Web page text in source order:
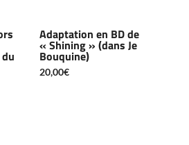
Adaptation en BD de
« Shining » (dans Je
Bouquine)
20,00€